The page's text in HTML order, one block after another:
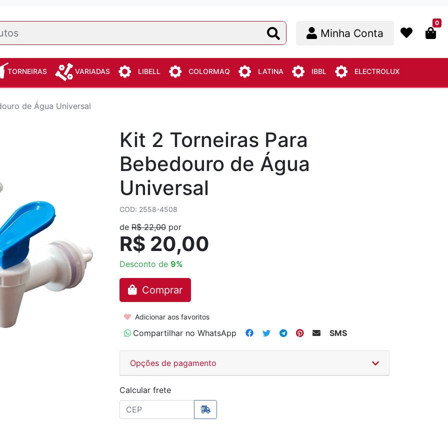
Minha Conta
0
TORNEIRAS VARIADAS LIBELL COLORMAQ LATINA IBBL ELECTROLUX
de Água Universal
Kit 2 Torneiras Para
Bebedouro de Água
Universal
COD: 2558-4508
de R$ 22,00 por
R$ 20,00
Desconto de 9%
Comprar
Adicionar aos favoritos
Compartilhar no WhatsApp SMS
Opções de pagamento
Calcular frete